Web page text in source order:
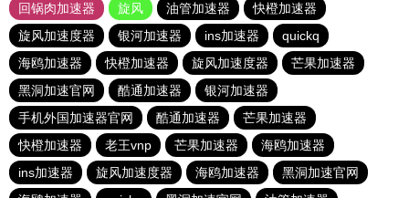
回锅肉加速器
旋风 油管加速器
快橙加速器
旋风加速度器
银河加速器 ins加速器
quickq
海鸥加速器
快橙加速器 旋风加速度器
芒果加速器
黑洞加速官网
酷通加速器
银河加速器
手机外国加速器官网
酷通加速器
芒果加速器
快橙加速器
老王vnp 芒果加速器
海鸥加速器
ins加速器
旋风加速度器 海鸥加速器
黑洞加速官网